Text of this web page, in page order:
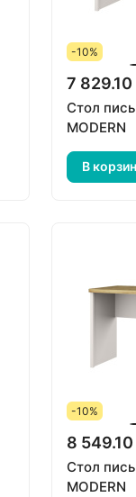
-10%
7
Стол
MODERN
В
-10%
8
Стол
MODERN